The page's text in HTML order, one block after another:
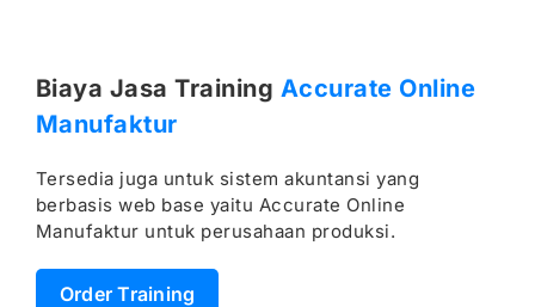
Biaya Jasa Training Accurate Online
Manufaktur
Tersedia juga untuk sistem akuntansi yang
berbasis web base yaitu Accurate Online
Manufaktur untuk perusahaan produksi.
Order Training